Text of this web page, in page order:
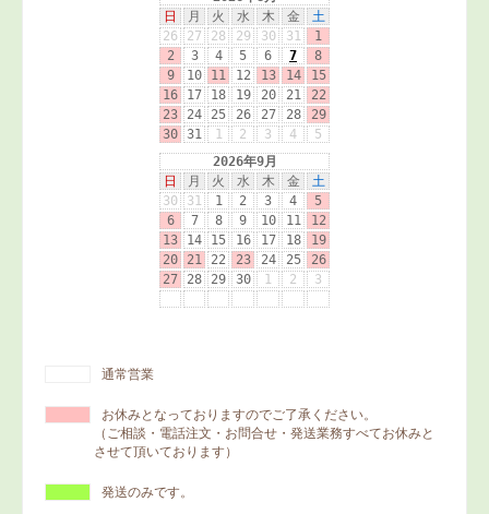
通常営業
お休みとなっておりますのでご了承ください。
（ご相談・電話注文・お問合せ・発送業務すべてお休みと
させて頂いております）
発送のみです。